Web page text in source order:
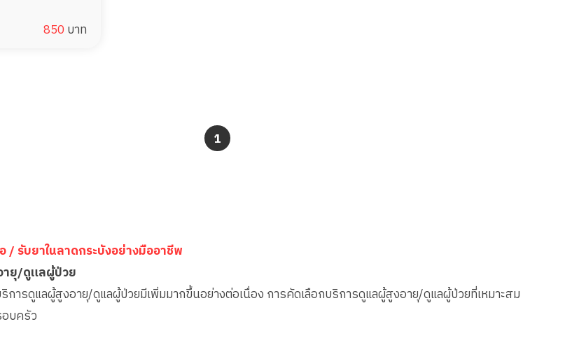
850 บาท
1
/ รับยาในลาดกระบังอย่างมืออาชีพ
ายุ/ดูแลผู้ป่วย
ารดูแลผู้สูงอายุ/ดูแลผู้ป่วยมีเพิ่มมากขึ้นอย่างต่อเนื่อง การคัดเลือกบริการดูแลผู้สูงอายุ/ดูแลผู้ป่วยที่เหมาะสม
บครัว